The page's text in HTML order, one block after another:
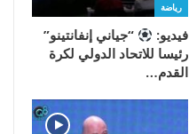
رياضة
فيديو:
“جياني إنفانتينو”
رئيسا للاتحاد الدولي لكرة
القدم…